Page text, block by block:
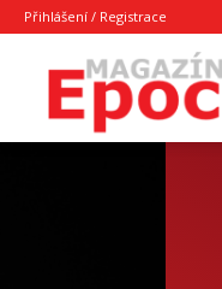
Přihlášení / Registrace